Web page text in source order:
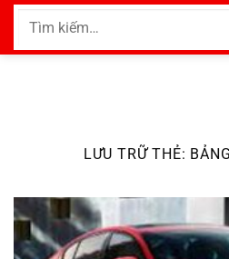
Bỏ
nội
Tìm
LƯU TRỮ THẺ: